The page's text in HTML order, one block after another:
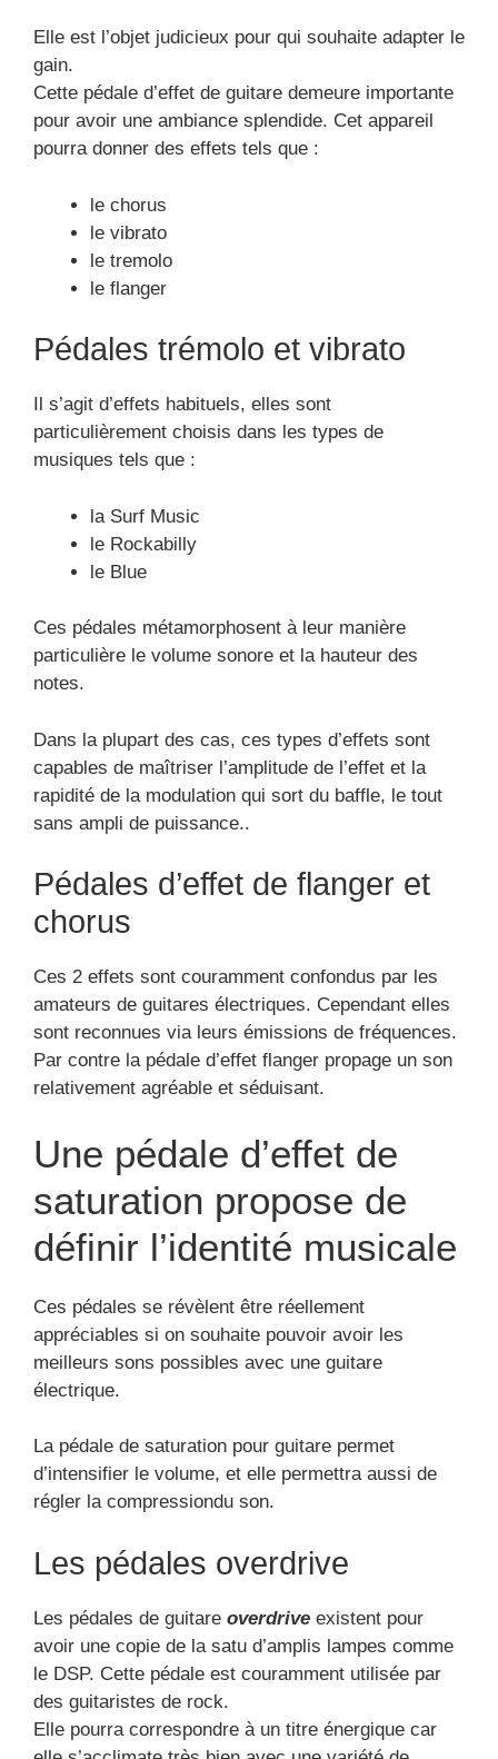
Elle est l’objet judicieux pour qui souhaite adapter le
gain.
Cette pédale d’effet de guitare demeure importante
pour avoir une ambiance splendide. Cet appareil
pourra donner des effets tels que :
le chorus
le vibrato
le tremolo
le flanger
Pédales trémolo et vibrato
Il s’agit d’effets habituels, elles sont
particulièrement choisis dans les types de
musiques tels que :
la Surf Music
le Rockabilly
le Blue
Ces pédales métamorphosent à leur manière
particulière le volume sonore et la hauteur des
notes.
Dans la plupart des cas, ces types d’effets sont
capables de maîtriser l’amplitude de l’effet et la
rapidité de la modulation qui sort du baffle, le tout
sans ampli de puissance..
Pédales d’effet de flanger et
chorus
Ces 2 effets sont couramment confondus par les
amateurs de guitares électriques. Cependant elles
sont reconnues via leurs émissions de fréquences.
Par contre la pédale d’effet flanger propage un son
relativement agréable et séduisant.
Une pédale d’effet de
saturation propose de
définir l’identité musicale
Ces pédales se révèlent être réellement
appréciables si on souhaite pouvoir avoir les
meilleurs sons possibles avec une guitare
électrique.
La pédale de saturation pour guitare permet
d’intensifier le volume, et elle permettra aussi de
régler la compressiondu son.
Les pédales overdrive
Les pédales de guitare overdrive existent pour
avoir une copie de la satu d’amplis lampes comme
le DSP. Cette pédale est couramment utilisée par
des guitaristes de rock.
Elle pourra correspondre à un titre énergique car